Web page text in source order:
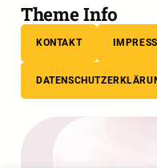
Theme Info
KONTAKT